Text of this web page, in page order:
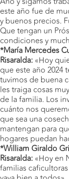
este año fue de
y buenos precios.
Que tengan un
condiciones y
*María Mercedes
Risaralda: «Hoy
que este año 2024
tuvimos de buena
les traiga cosas
de la familia. Los
cuánto nos
que sea una
mantengan para
hogares puedan
*William Giraldo
Risaralda: «Hoy en
familias